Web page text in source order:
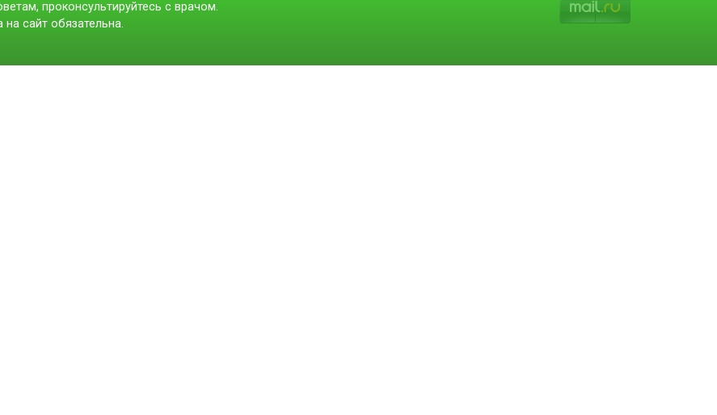
проконсультируйтесь с врачом.
на сайт обязательна.